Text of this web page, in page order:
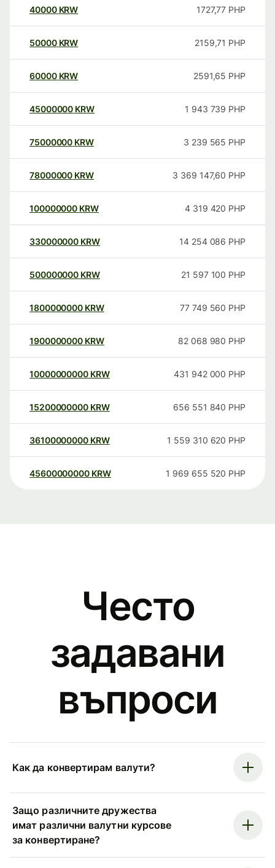
40000 KRW 1727,77 PHP
50000 KRW 2159,71 PHP
60000 KRW 2591,65 PHP
45000000 KRW 1 943 739 PHP
75000000 KRW 3 239 565 PHP
78000000 KRW 3 369 147,60 PHP
100000000 KRW 4 319 420 PHP
330000000 KRW 14 254 086 PHP
500000000 KRW 21 597 100 PHP
1800000000 KRW 77 749 560 PHP
1900000000 KRW 82 068 980 PHP
10000000000 KRW 431 942 000 PHP
15200000000 KRW 656 551 840 PHP
36100000000 KRW 1 559 310 620 PHP
45600000000 KRW 1 969 655 520 PHP
Често
задавани
въпроси
Как да конвертирам валути?
Защо различните дружества
имат различни валутни курсове
за конвертиране?